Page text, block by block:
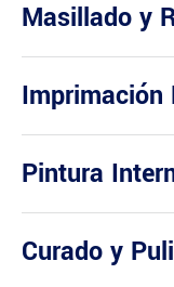
Masillado y
Imprimación
Pintura
Curado y